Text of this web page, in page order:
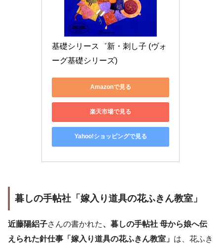
基礎シリース゛新・刺し子 (ヴォ
ーグ基礎シリーズ)
Amazonで見る
楽天市場で見る
Yahoo!ショッピングで見る
暮しの手帖社「嫁入り道具の花ふきん教室」
近藤陽絽子さんの書かれた、暮しの手帖社 母から娘へ伝
えられた針仕事「嫁入り道具の花ふきん教室」 は、花ふき